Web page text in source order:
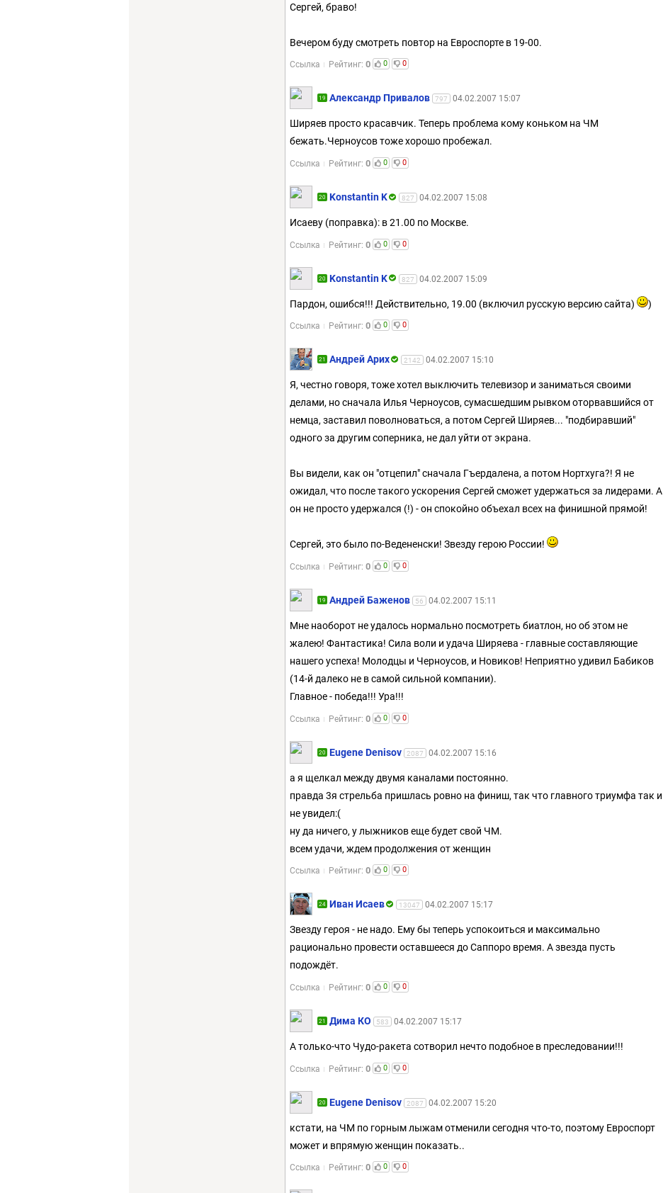
Сергей, браво!
Вечером буду смотреть повтор на Евроспорте в 19-00.
Ссылка Рейтинг: 0 0 0
19 Александр Привалов 797 04.02.2007 15:07
Ширяев просто красавчик. Теперь проблема кому коньком на ЧМ
бежать.Черноусов тоже хорошо пробежал.
Ссылка Рейтинг: 0 0 0
20 Konstantin K 827 04.02.2007 15:08
Исаеву (поправка): в 21.00 по Москве.
Ссылка Рейтинг: 0 0 0
20 Konstantin K 827 04.02.2007 15:09
Пардон, ошибся!!! Действительно, 19.00 (включил русскую версию сайта) )
Ссылка Рейтинг: 0 0 0
21 Андрей Арих 2142 04.02.2007 15:10
Я, честно говоря, тоже хотел выключить телевизор и заниматься своими
делами, но сначала Илья Черноусов, сумасшедшим рывком оторвавшийся от
немца, заставил поволноваться, а потом Сергей Ширяев... "подбиравший"
одного за другим соперника, не дал уйти от экрана.
Вы видели, как он "отцепил" сначала Гъердалена, а потом Нортхуга?! Я не
ожидал, что после такого ускорения Сергей сможет удержаться за лидерами. А
он не просто удержался (!) - он спокойно объехал всех на финишной прямой!
Сергей, это было по-Ведененски! Звезду герою России!
Ссылка Рейтинг: 0 0 0
19 Андрей Баженов 56 04.02.2007 15:11
Мне наоборот не удалось нормально посмотреть биатлон, но об этом не
жалею! Фантастика! Сила воли и удача Ширяева - главные составляющие
нашего успеха! Молодцы и Черноусов, и Новиков! Неприятно удивил Бабиков
(14-й далеко не в самой сильной компании).
Главное - победа!!! Ура!!!
Ссылка Рейтинг: 0 0 0
20 Eugene Denisov 2087 04.02.2007 15:16
а я щелкал между двумя каналами постоянно.
правда 3я стрельба пришлась ровно на финиш, так что главного триумфа так и
не увидел:(
ну да ничего, у лыжников еще будет свой ЧМ.
всем удачи, ждем продолжения от женщин
Ссылка Рейтинг: 0 0 0
24 Иван Исаев 13047 04.02.2007 15:17
Звезду героя - не надо. Ему бы теперь успокоиться и максимально
рационально провести оставшееся до Саппоро время. А звезда пусть
подождёт.
Ссылка Рейтинг: 0 0 0
21 Дима КО 583 04.02.2007 15:17
А только-что Чудо-ракета сотворил нечто подобное в преследовании!!!
Ссылка Рейтинг: 0 0 0
20 Eugene Denisov 2087 04.02.2007 15:20
кстати, на ЧМ по горным лыжам отменили сегодня что-то, поэтому Евроспорт
может и впрямую женщин показать..
Ссылка Рейтинг: 0 0 0